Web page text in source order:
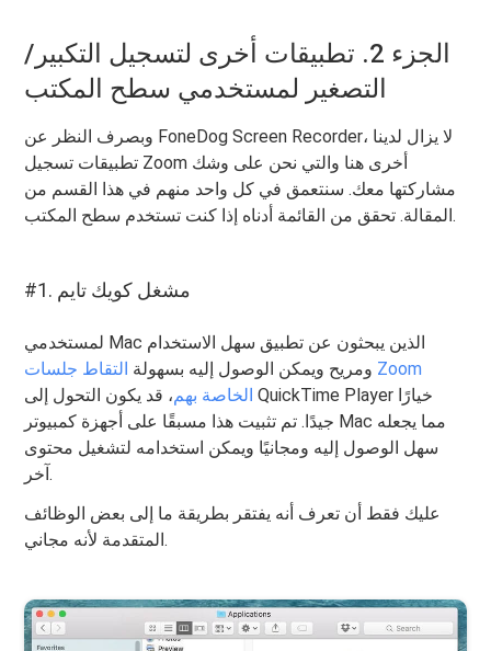
الجزء 2. تطبيقات أخرى لتسجيل التكبير/
التصغير لمستخدمي سطح المكتب
وبصرف النظر عن FoneDog Screen Recorder، لا يزال لدينا
تطبيقات تسجيل Zoom أخرى هنا والتي نحن على وشك
مشاركتها معك. سنتعمق في كل واحد منهم في هذا القسم من
المقالة. تحقق من القائمة أدناه إذا كنت تستخدم سطح المكتب.
#1. مشغل كويك تايم
لمستخدمي Mac الذين يبحثون عن تطبيق سهل الاستخدام
ومريح ويمكن الوصول إليه بسهولة التقاط جلسات Zoom
الخاصة بهم، قد يكون التحول إلى QuickTime Player خيارًا
جيدًا. تم تثبيت هذا مسبقًا على أجهزة كمبيوتر Mac مما يجعله
سهل الوصول إليه ومجانيًا ويمكن استخدامه لتشغيل محتوى
آخر.
عليك فقط أن تعرف أنه يفتقر بطريقة ما إلى بعض الوظائف
المتقدمة لأنه مجاني.